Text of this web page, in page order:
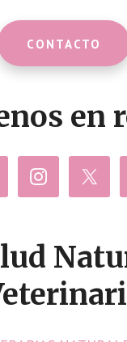
CONTACTO
en